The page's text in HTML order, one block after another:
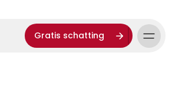
Gratis schatting